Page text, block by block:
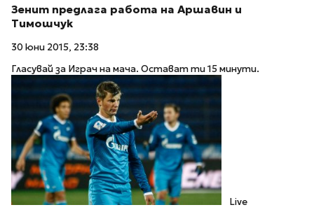
Зенит предлага работа на Аршавин и
Тимошчук
30 юни 2015, 23:38
Гласувай за Играч на мача. Остават ти 15 минути.
Live